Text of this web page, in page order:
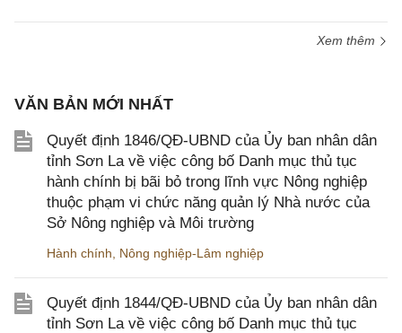
Xem thêm
VĂN BẢN MỚI NHẤT
Quyết định 1846/QĐ-UBND của Ủy ban nhân dân
tỉnh Sơn La về việc công bố Danh mục thủ tục
hành chính bị bãi bỏ trong lĩnh vực Nông nghiệp
thuộc phạm vi chức năng quản lý Nhà nước của
Sở Nông nghiệp và Môi trường
Hành chính Nông nghiệp-Lâm nghiệp
Quyết định 1844/QĐ-UBND của Ủy ban nhân dân
tỉnh Sơn La về việc công bố Danh mục thủ tục